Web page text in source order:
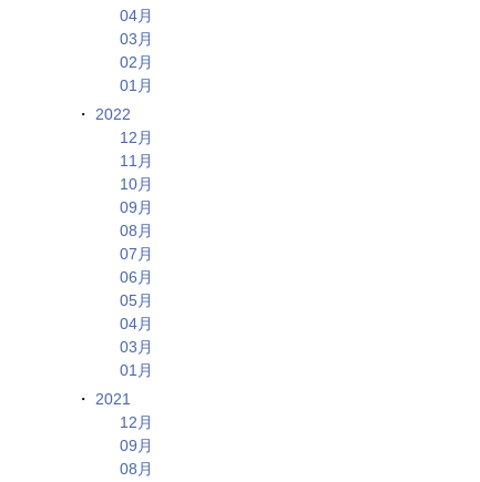
04月
03月
02月
01月
2022
12月
11月
10月
09月
08月
07月
06月
05月
04月
03月
01月
2021
12月
09月
08月